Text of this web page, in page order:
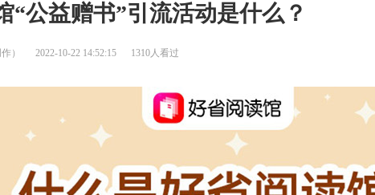
“公益赠书”引流活动是什么？
） 2022-10-22 14:52:15 1310人看过